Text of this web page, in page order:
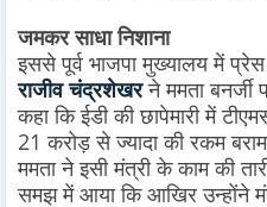
जमकर साधा निशाना
इससे पूर्व भाजपा मुख्यालय में
राजीव चंद्रशेखरने ममता बनर्जी
कहा कि ईडी की छापेमारी में
21 करोड़ से ज्यादा की रकम
ममता ने इसी मंत्री के काम की
समझ में आया कि आखिर उन्होंने